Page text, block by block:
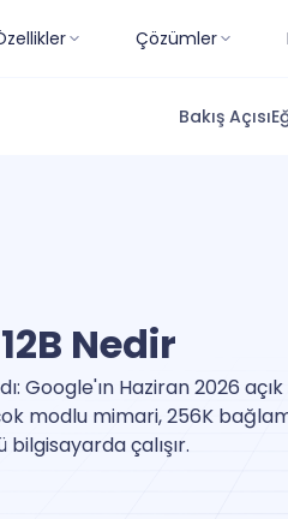
Çözümler
Bakış Açısı
Nedir
Google'ın Haziran 2026
modlu mimari, 256K
bilgisayarda çalışır.